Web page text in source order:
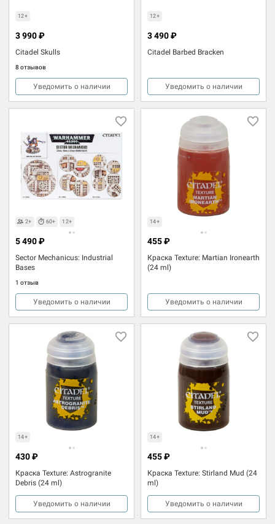
12+
Citadel Skulls
8 отзывов
3 990 ₽
Уведомить о наличии
12+
Citadel Barbed Bracken
3 490 ₽
Уведомить о наличии
2+ 60+ 12+
Sector Mechanicus: Industrial
Bases
1 отзыв
5 490 ₽
Уведомить о наличии
14+
Краска Texture: Martian Ironearth
(24 ml)
455 ₽
Уведомить о наличии
14+
Краска Texture: Astrogranite
Debris (24 ml)
430 ₽
Уведомить о наличии
14+
Краска Texture: Stirland Mud (24
ml)
455 ₽
Уведомить о наличии